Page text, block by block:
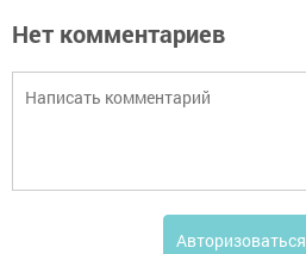
Нет комментариев
Авторизоваться